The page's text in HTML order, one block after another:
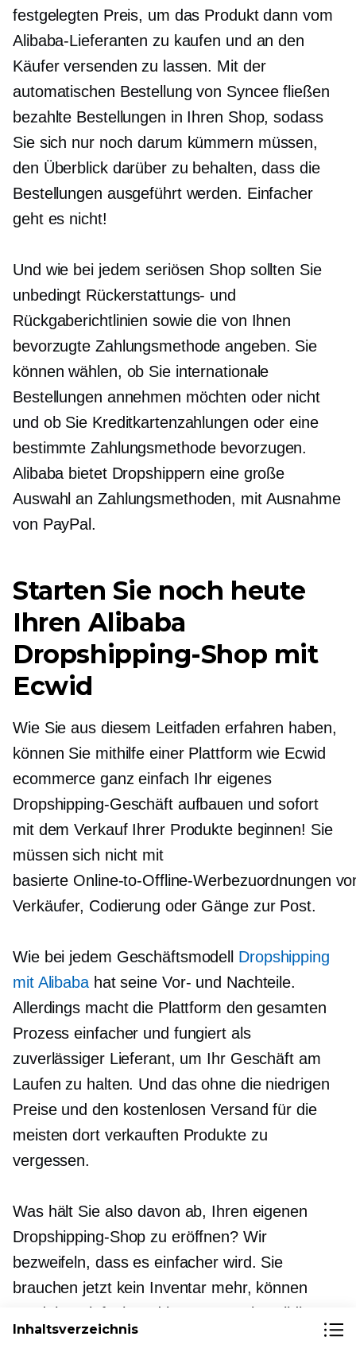
festgelegten Preis, um das Produkt dann vom
Alibaba-Lieferanten zu kaufen und an den
Käufer versenden zu lassen. Mit der
automatischen Bestellung von Syncee fließen
bezahlte Bestellungen in Ihren Shop, sodass
Sie sich nur noch darum kümmern müssen,
den Überblick darüber zu behalten, dass die
Bestellungen ausgeführt werden. Einfacher
geht es nicht!
Und wie bei jedem seriösen Shop sollten Sie
unbedingt Rückerstattungs- und
Rückgaberichtlinien sowie die von Ihnen
bevorzugte Zahlungsmethode angeben. Sie
können wählen, ob Sie internationale
Bestellungen annehmen möchten oder nicht
und ob Sie Kreditkartenzahlungen oder eine
bestimmte Zahlungsmethode bevorzugen.
Alibaba bietet Dropshippern eine große
Auswahl an Zahlungsmethoden, mit Ausnahme
von PayPal.
Starten Sie noch heute
Ihren Alibaba
Dropshipping-Shop mit
Ecwid
Wie Sie aus diesem Leitfaden erfahren haben,
können Sie mithilfe einer Plattform wie Ecwid
ecommerce ganz einfach Ihr eigenes
Dropshipping-Geschäft aufbauen und sofort
mit dem Verkauf Ihrer Produkte beginnen! Sie
müssen sich nicht mit
basierte Online-to-Offline-Werbezuordnungen
Verkäufer, Codierung oder Gänge zur Post.
Wie bei jedem Geschäftsmodell Dropshipping
mit Alibabahat seine Vor- und Nachteile.
Allerdings macht die Plattform den gesamten
Prozess einfacher und fungiert als
zuverlässiger Lieferant, um Ihr Geschäft am
Laufen zu halten. Und das ohne die niedrigen
Preise und den kostenlosen Versand für die
meisten dort verkauften Produkte zu
vergessen.
Was hält Sie also davon ab, Ihren eigenen
Dropshipping-Shop zu eröffnen? Wir
bezweifeln, dass es einfacher wird. Sie
brauchen jetzt kein Inventar mehr, können
Produkte einfach und kostengünstig validieren
und testen, müssen keine Versandkosten
Inhaltsverzeichnis